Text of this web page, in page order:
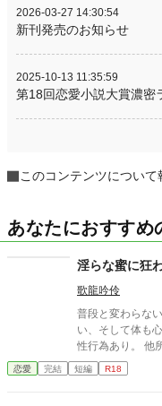
2026-03-27 14:30:54
新刊発売のお知らせ
2025-10-13 11:35:59
第18回恋愛小説大賞濃
このコンテンツについて
あなたにおすすめ
淫らな蜜に狂
歌龍吟伶
普段と変わらな
い、そして体も心も開か
性行為あり。 他
ました。 全3話完
恋愛 完結 短編 R18